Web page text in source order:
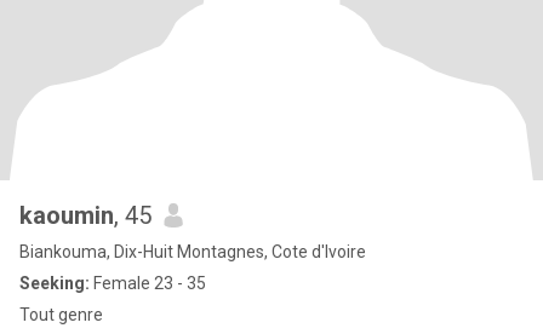
kaoumin, 45
Biankouma, Dix-Huit Montagnes, Cote d'Ivoire
Seeking: Female 23 - 35
Tout genre